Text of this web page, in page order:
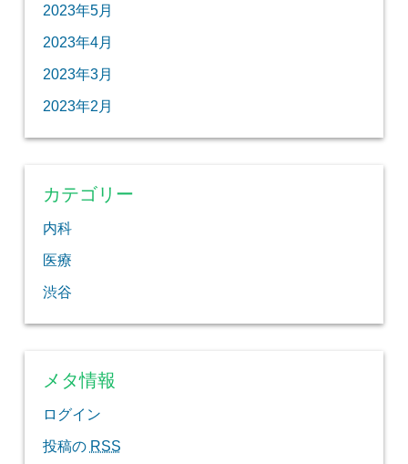
2023年5月
2023年4月
2023年3月
2023年2月
カテゴリー
内科
医療
渋谷
メタ情報
ログイン
投稿の RSS